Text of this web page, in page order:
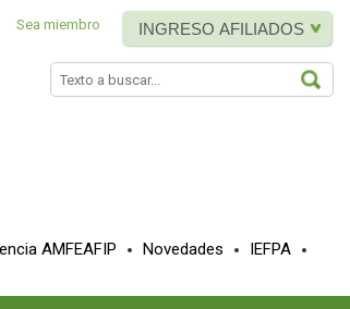
INGRESO AFILIADOS
Sea miembro
AMFEAFIP Novedades
IEFPA